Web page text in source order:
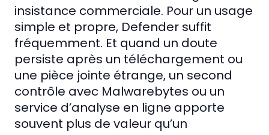
insistance commerciale. Pour un usage
simple et propre, Defender suffit
fréquemment. Et quand un doute
persiste après un téléchargement ou
une pièce jointe étrange, un second
contrôle avec Malwarebytes ou un
service d’analyse en ligne apporte
souvent plus de valeur qu’un